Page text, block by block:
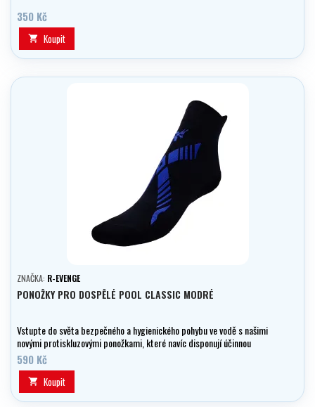
350 Kč
 Koupit
ZNAČKA: R-EVENGE
PONOŽKY PRO DOSPĚLÉ POOL CLASSIC MODRÉ
Vstupte do světa bezpečného a hygienického pohybu ve vodě s našimi
novými protiskluzovými ponožkami, které navíc disponují účinnou
antibakteriální ochranou!
590 Kč
 Koupit